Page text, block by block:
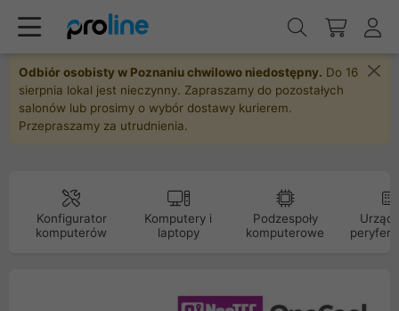
Odbiór osobisty w Poznaniu chwilowo niedostępny. Do 16
sierpnia lokal jest nieczynny. Zapraszamy do pozostałych
salonów lub prosimy o wybór dostawy kurierem.
Przepraszamy za utrudnienia.
Konfigurator
komputerów
Komputery i
laptopy
Podzespoły
komputerowe